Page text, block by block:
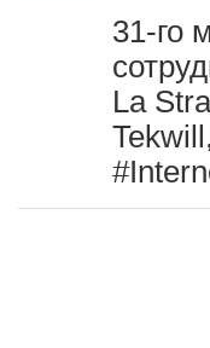
31-го
La
#I